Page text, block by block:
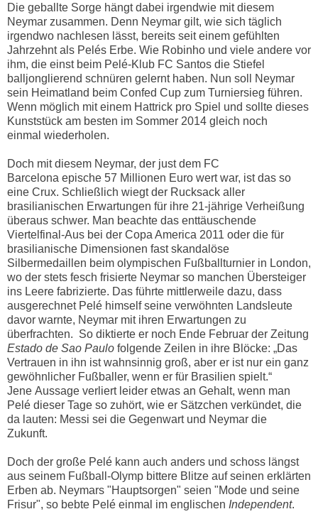
Die geballte Sorge hängt dabei irgendwie mit diesem
Neymar zusammen. Denn Neymar gilt, wie sich täglich
irgendwo nachlesen lässt, bereits seit einem gefühlten
Jahrzehnt als Pelés Erbe. Wie Robinho und viele andere vor
ihm, die einst beim Pelé-Klub FC Santos die Stiefel
balljonglierend schnüren gelernt haben. Nun soll Neymar
sein Heimatland beim Confed Cup zum Turniersieg führen.
Wenn möglich mit einem Hattrick pro Spiel und sollte dieses
Kunststück am besten im Sommer 2014 gleich noch
einmal wiederholen.
Doch mit diesem Neymar, der just dem FC
Barcelona epische 57 Millionen Euro wert war, ist das so
eine Crux. Schließlich wiegt der Rucksack aller
brasilianischen Erwartungen für ihre 21-jährige Verheißung
überaus schwer. Man beachte das enttäuschende
Viertelfinal-Aus bei der Copa America 2011 oder die für
brasilianische Dimensionen fast skandalöse
Silbermedaillen beim olympischen Fußballturnier in London,
wo der stets fesch frisierte Neymar so manchen Übersteiger
ins Leere fabrizierte. Das führte mittlerweile dazu, dass
ausgerechnet Pelé himself seine verwöhnten Landsleute
davor warnte, Neymar mit ihren Erwartungen zu
überfrachten. So diktierte er noch Ende Februar der Zeitung
Estado de Sao Paulo folgende Zeilen in ihre Blöcke: „Das
Vertrauen in ihn ist wahnsinnig groß, aber er ist nur ein ganz
gewöhnlicher Fußballer, wenn er für Brasilien spielt.“
Jene Aussage verliert leider etwas an Gehalt, wenn man
Pelé dieser Tage so zuhört, wie er Sätzchen verkündet, die
da lauten: Messi sei die Gegenwart und Neymar die
Zukunft.
Doch der große Pelé kann auch anders und schoss längst
aus seinem Fußball-Olymp bittere Blitze auf seinen erklärten
Erben ab. Neymars "Hauptsorgen" seien "Mode und seine
Frisur", so bebte Pelé einmal im englischen Independent.